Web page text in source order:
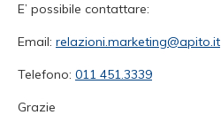
E’ possibile contattare:
Email: relazioni.marketing@apito.it
Telefono: 011 451.3339
Grazie